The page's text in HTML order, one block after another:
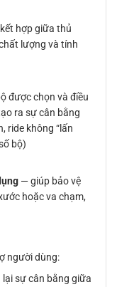
hợp giữa thủ
lượng và tính
được chọn và điều
ra sự cân bằng
ride không “lấn
bộ)
— giúp bảo vệ
hoặc va chạm,
người dùng:
lại sự cân bằng giữa